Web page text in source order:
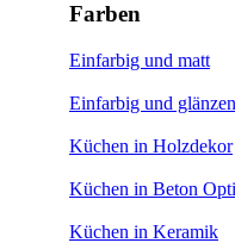
Farben
Einfarbig und matt
Einfarbig und
Küchen in Holzdekor
Küchen in Beton
Küchen in Keramik